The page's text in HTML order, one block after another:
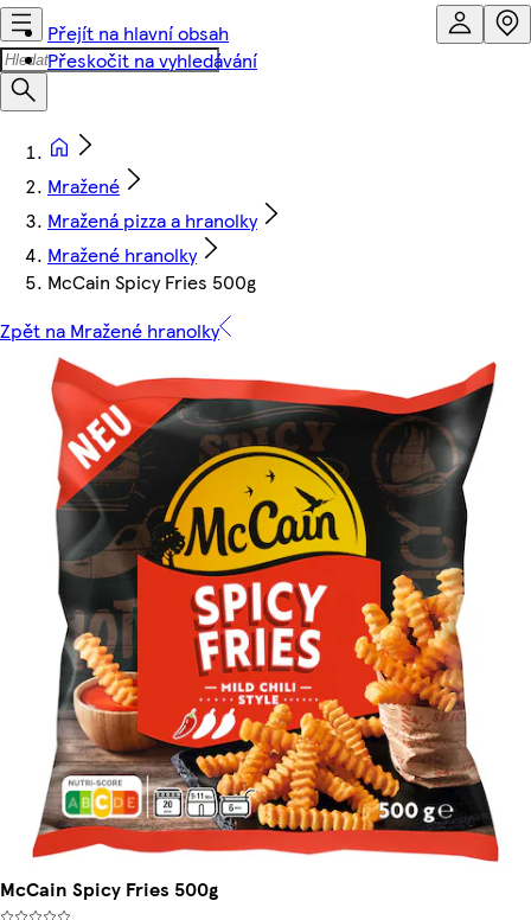
Přejít na hlavní obsah
Přeskočit na vyhledávání
Mražené
Mražená pizza a hranolky
Mražené hranolky
McCain Spicy Fries 500g
Zpět na Mražené hranolky
McCain Spicy Fries 500g